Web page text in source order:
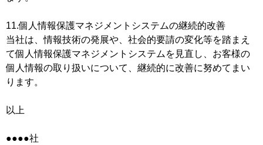
11.個人情報保護マネジメントシステムの継続的改善
当社は、情報技術の発展や、社会的要請の変化等を踏まえ
て個人情報保護マネジメントシステムを見直し、お客様の
個人情報の取り扱いについて、継続的に改善に努めてまい
ります。
以上
●●●●社